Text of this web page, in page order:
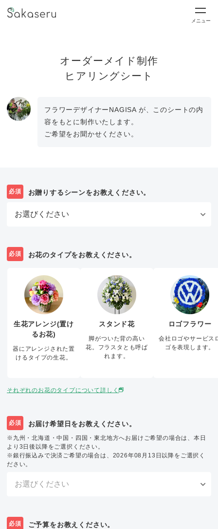
メニュー
オーダーメイド制作
ヒアリングシート
フラワーデザイナーNAGISA が、このシートの内
容をもとに制作いたします。
ご希望をお聞かせください。
必須 お贈りするシーンをお教えください。
必須 お花のタイプをお教えください。
生花アレンジ(置け
るお花)
器にアレンジされた置
けるタイプの生花。
スタンド花
脚がついた背の高い
花。フラスタとも呼ば
れます。
ロゴフラワー
会社ロゴやサービス
ゴを表現します。
それぞれのお花のタイプについて詳しく
必須 お届け希望日をお教えください。
※九州・北海道・中国・四国・東北地方へお届けご希望の場合は、本日
より3日後以降をご選択ください。
※銀行振込みで決済ご希望の場合は、2026年08月13日以降をご選択く
ださい。
必須 ご予算をお教えください。